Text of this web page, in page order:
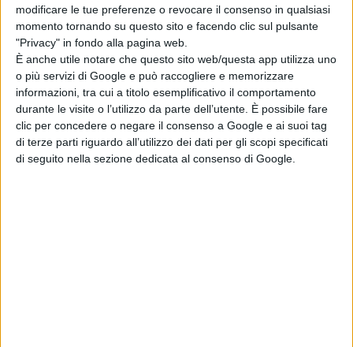
modificare le tue preferenze o revocare il consenso in qualsiasi
momento tornando su questo sito e facendo clic sul pulsante
"Privacy" in fondo alla pagina web.
È anche utile notare che questo sito web/questa app utilizza uno
o più servizi di Google e può raccogliere e memorizzare
informazioni, tra cui a titolo esemplificativo il comportamento
durante le visite o l’utilizzo da parte dell’utente. È possibile fare
clic per concedere o negare il consenso a Google e ai suoi tag
di terze parti riguardo all’utilizzo dei dati per gli scopi specificati
di seguito nella sezione dedicata al consenso di Google.
Sardus Pater, una bella favola sulla civiltà
nuragica